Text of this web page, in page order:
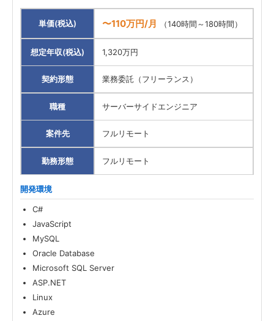
単価(税込) 〜110万円/月 （140時間～180時間）
想定年収(税込) 1,320万円
契約形態 業務委託（フリーランス）
職種 サーバーサイドエンジニア
案件先 フルリモート
勤務形態 フルリモート
開発環境
C#
JavaScript
MySQL
Oracle Database
Microsoft SQL Server
ASP.NET
Linux
Azure